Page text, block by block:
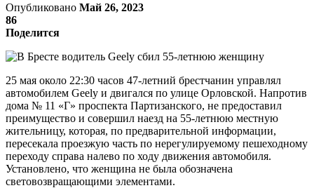
Опубликовано Май 26, 2023
86
Поделится
25 мая около 22:30 часов 47-летний брестчанин управлял
автомобилем Geely и двигался по улице Орловской. Напротив
дома № 11 «Г» проспекта Партизанского, не предоставил
преимущество и совершил наезд на 55-летнюю местную
жительницу, которая, по предварительной информации,
пересекала проезжую часть по нерегулируемому пешеходному
переходу справа налево по ходу движения автомобиля.
Установлено, что женщина не была обозначена
световозвращающими элементами.